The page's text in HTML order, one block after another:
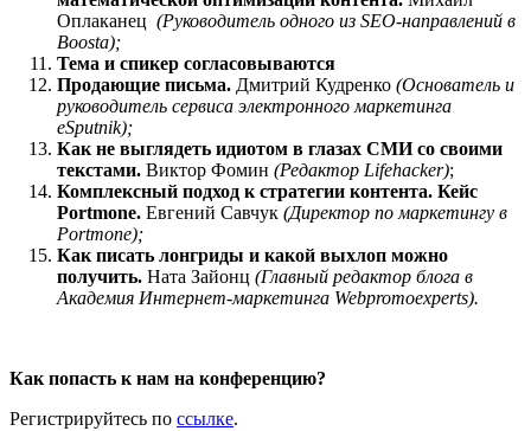
Оплаканец (Руководитель одного из SEO-направлений в
Boosta);
Тема и спикер согласовываются
Продающие письма. Дмитрий Кудренко (Основатель и
руководитель сервиса электронного маркетинга
eSputnik);
Как не выглядеть идиотом в глазах СМИ со своими
текстами. Виктор Фомин (Редактор Lifehacker);
Комплексный подход к стратегии контента. Кейс
Portmone. Евгений Савчук (Директор по маркетингу в
Portmone);
Как писать лонгриды и какой выхлоп можно
получить. Ната Зайонц (Главный редактор блога в
Академия Интернет-маркетинга Webpromoexperts).
Как попасть к нам на конференцию?
Регистрируйтесь по ссылке.